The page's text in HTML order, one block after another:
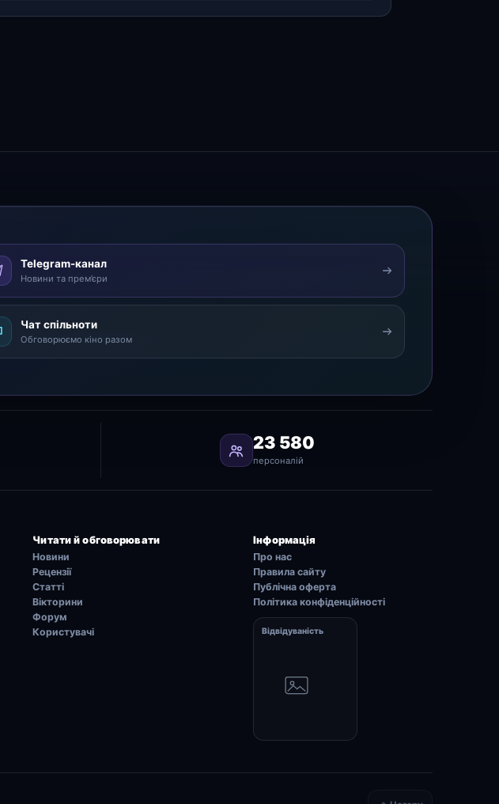
Telegram-канал
Новини та прем’єри
Чат спільноти
Обговорюємо кіно разом
23 580
персоналій
Читати й обговорювати
Новини
Рецензії
Статті
Вікторини
Форум
Користувачі
Інформація
Про нас
Правила сайту
Публічна оферта
Політика конфіденційності
Відвідуваність